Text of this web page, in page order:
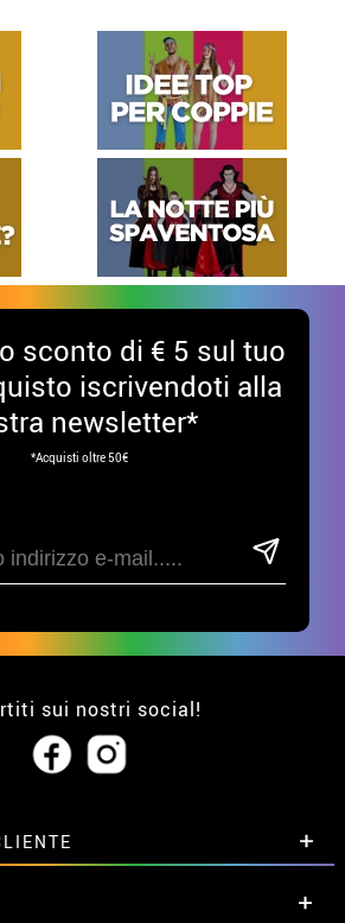
sconto di € 5 sul tuo
iscrivendoti alla
newsletter*
*Acquisti oltre 50€
sui nostri social!